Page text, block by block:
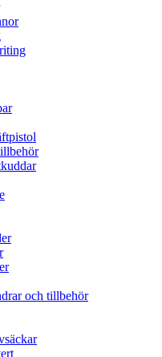
och tillbehör